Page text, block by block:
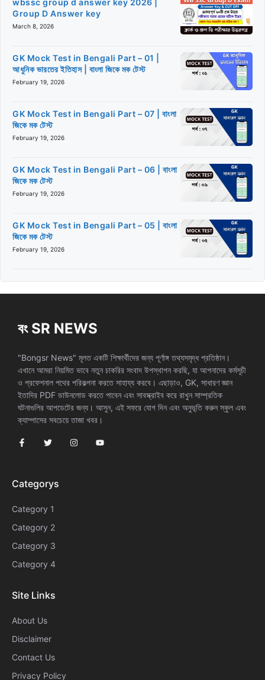
wbssc group d answer key 2026 |
Group D Answer key
March 8, 2026
GK Mock Test in Bengali Part – 01 |
আধুনিক ভারতের ইতিহাস | বাংলা জিকে মক টেস্ট
February 19, 2026
GK Mock Test in Bengali Part – 07 | বাংলা
জিকে মক টেস্ট
February 19, 2026
GK Mock Test in Bengali Part – 06 | বাংলা
জিকে মক টেস্ট
February 19, 2026
GK Mock Test in Bengali Part – 05 | বাংলা
জিকে মক টেস্ট
February 19, 2026
বং SR NEWS
"Bongsr News" মূলত একটি শিক্ষার্থীদের জন্য পূর্ণাঙ্গ তথ্যসমৃদ্ধ প্রতিষ্ঠান।
এখানে আমরা নিয়মিত ভাবে নতুন চাকরির সংবাদ উপস্থাপন করছি, যা আপনাদের কর্মসূচী
ও প্রফেশনাল পথের পরিকল্পনা করতে সাহায্য করবে। এছাড়াও, GK, সাধারণ জ্ঞান
ইতাদির PDF ডাউনলোড করতে পাবেন এবং সাবস্ক্রাইব করে রাখুন সাম্প্রতিক
ঘটনাগুলির আপডেটের জন্য। আসুন, এই সফরে যোগ দিন এবং অনুভূতি করুন স্কুল এবং
ক্যাম্পাসের সবচেয়ে তাজা খবর।
Categorys
Category 1
Category 2
Category 3
Category 4
Site Links
About Us
Disclaimer
Contact Us
Privacy Policy